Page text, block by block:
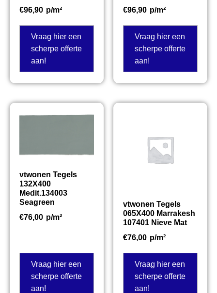
€96,90 p/m²
Vraag hier een
scherpe offerte
aan!
€96,90 p/m²
Vraag hier een
scherpe offerte
aan!
vtwonen Tegels
132X400
Medit.134003
Seagreen
€76,00 p/m²
Vraag hier een
scherpe offerte
aan!
vtwonen Tegels
065X400 Marrakesh
107401 Nieve Mat
€76,00 p/m²
Vraag hier een
scherpe offerte
aan!